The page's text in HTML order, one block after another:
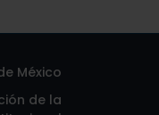
México
de la